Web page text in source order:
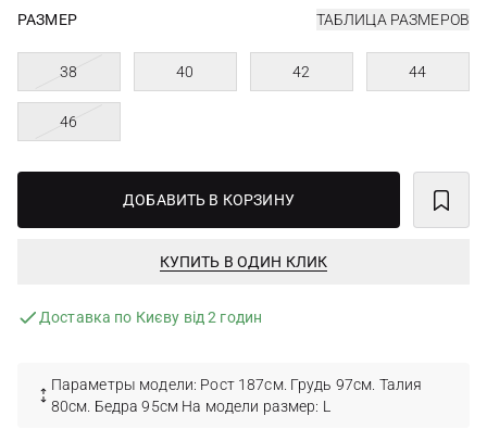
РАЗМЕР ТАБЛИЦА РАЗМЕРОВ
38 40 42 44
46
ДОБАВИТЬ В КОРЗИНУ
КУПИТЬ В ОДИН КЛИК
Доставка по Києву від 2 годин
Параметры модели: Рост 187см. Грудь 97см. Талия
80см. Бедра 95см На модели размер: L